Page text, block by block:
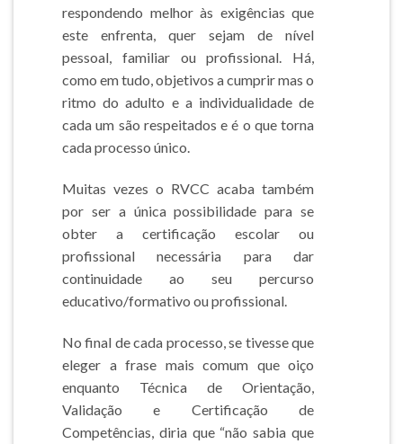
respondendo melhor às exigências que
este enfrenta, quer sejam de nível
pessoal, familiar ou profissional. Há,
como em tudo, objetivos a cumprir mas o
ritmo do adulto e a individualidade de
cada um são respeitados e é o que torna
cada processo único.
Muitas vezes o RVCC acaba também
por ser a única possibilidade para se
obter a certificação escolar ou
profissional necessária para dar
continuidade ao seu percurso
educativo/formativo ou profissional.
No final de cada processo, se tivesse que
eleger a frase mais comum que oiço
enquanto Técnica de Orientação,
Validação e Certificação de
Competências, diria que “não sabia que